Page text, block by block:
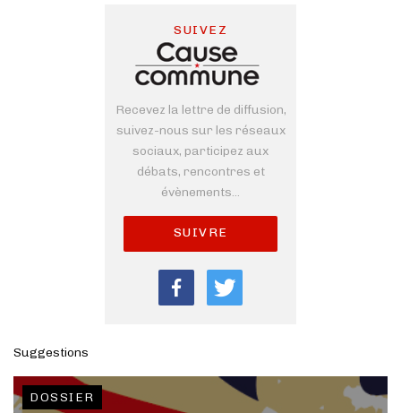
SUIVEZ
Recevez la lettre de diffusion,
suivez-nous sur les réseaux
sociaux, participez aux
débats, rencontres et
évènements...
SUIVRE
Suggestions
DOSSIER